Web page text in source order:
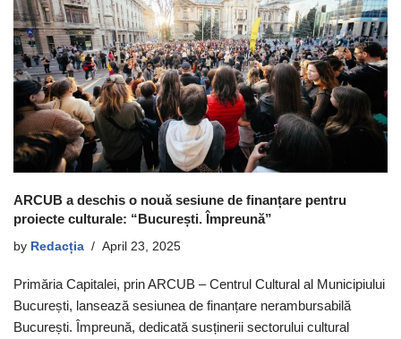
ARCUB a deschis o nouă sesiune de finanțare pentru
proiecte culturale: “București. Împreună”
by Redacția April 23, 2025
Primăria Capitalei, prin ARCUB – Centrul Cultural al Municipiului
București, lansează sesiunea de finanțare nerambursabilă
București. Împreună, dedicată susținerii sectorului cultural